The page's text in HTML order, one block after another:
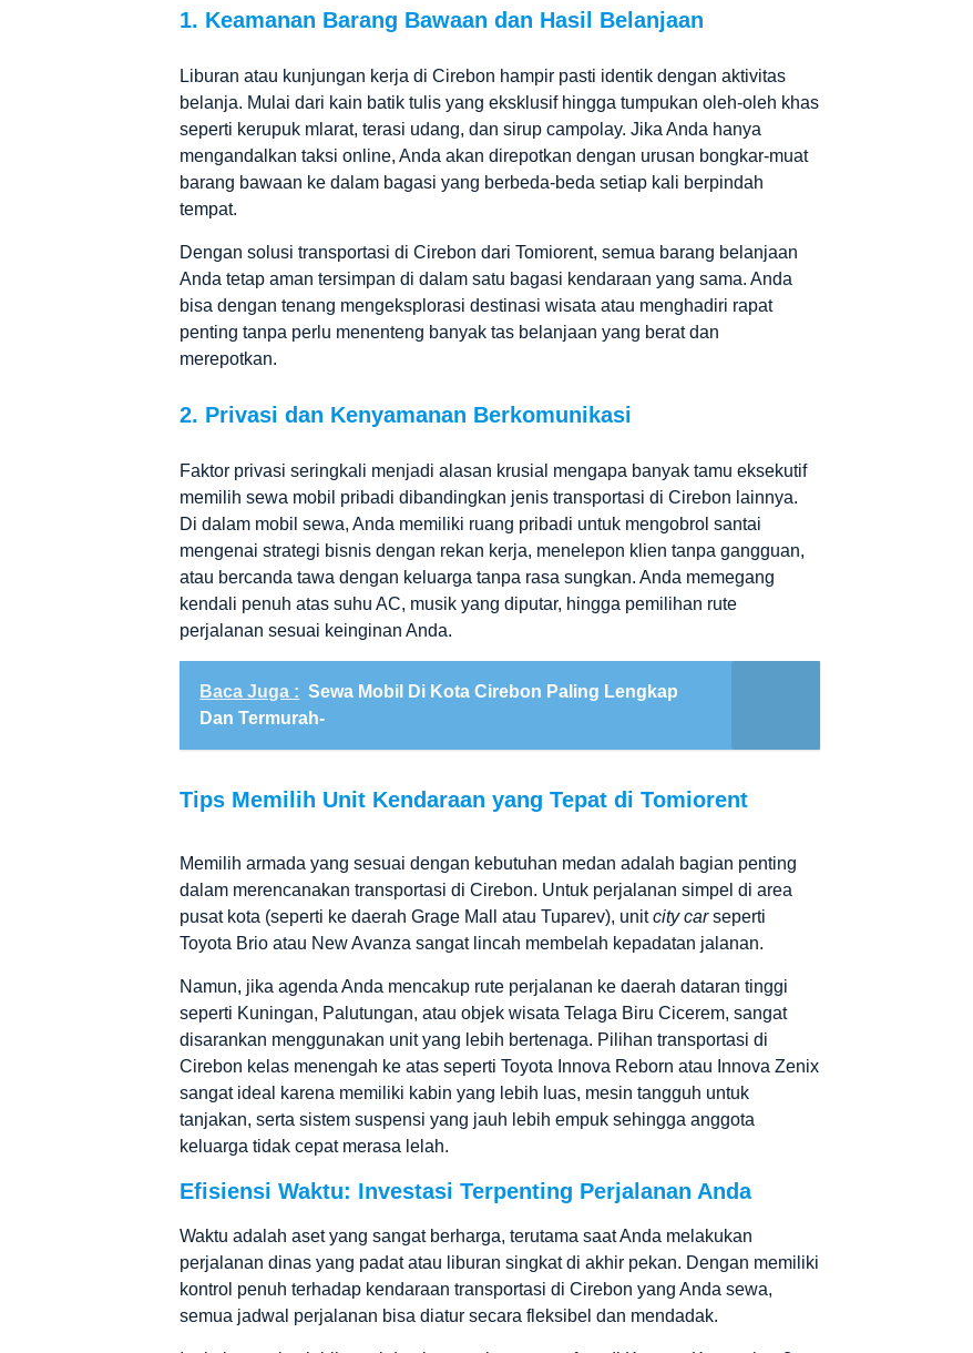
1. Keamanan Barang Bawaan dan Hasil Belanjaan
Liburan atau kunjungan kerja di Cirebon hampir pasti identik dengan aktivitas
belanja. Mulai dari kain batik tulis yang eksklusif hingga tumpukan oleh-oleh khas
seperti kerupuk mlarat, terasi udang, dan sirup campolay. Jika Anda hanya
mengandalkan taksi online, Anda akan direpotkan dengan urusan bongkar-muat
barang bawaan ke dalam bagasi yang berbeda-beda setiap kali berpindah
tempat.
Dengansolusitransportasi di Cirebon dari Tomiorent, semua barang belanjaan
Anda tetap aman tersimpan di dalam satu bagasi kendaraan yang sama. Anda
bisa dengan tenang mengeksplorasi destinasi wisata atau menghadiri rapat
penting tanpa perlu menenteng banyak tas belanjaan yang berat dan
merepotkan.
2. Privasi dan Kenyamanan Berkomunikasi
Faktor privasi seringkali menjadi alasan krusial mengapa banyak tamu eksekutif
memilih sewa mobil pribadi dibandingkan jenistransportasi di Cirebon lainnya.
Di dalam mobil sewa, Anda memiliki ruang pribadi untuk mengobrol santai
mengenai strategi bisnis dengan rekan kerja, menelepon klien tanpa gangguan,
atau bercanda tawa dengan keluarga tanpa rasa sungkan. Anda memegang
kendali penuh atas suhu AC, musik yang diputar, hingga pemilihan rute
perjalanan sesuai keinginan Anda.
Baca Juga : Sewa Mobil Di Kota Cirebon Paling Lengkap
Dan Termurah-
Tips Memilih Unit Kendaraan yang Tepat di Tomiorent
Memilih armada yang sesuai dengan kebutuhan medan adalah bagian penting
dalam merencanakantransportasi di Cirebon. Untuk perjalanan simpel di area
pusat kota (seperti ke daerah Grage Mall atau Tuparev), unitcity carseperti
Toyota Brio atau New Avanza sangat lincah membelah kepadatan jalanan.
Namun, jika agenda Anda mencakup rute perjalanan ke daerah dataran tinggi
seperti Kuningan, Palutungan, atau objek wisata Telaga Biru Cicerem, sangat
disarankan menggunakan unit yang lebih bertenaga. Pilihantransportasi di
Cirebon kelas menengah ke atas sepertiToyota Innova Reborn atau Innova Zenix
sangat ideal karena memiliki kabin yang lebih luas, mesin tangguh untuk
tanjakan, serta sistem suspensi yang jauh lebih empuk sehingga anggota
keluarga tidak cepat merasa lelah.
Efisiensi Waktu: Investasi Terpenting Perjalanan Anda
Waktu adalah aset yang sangat berharga, terutama saat Anda melakukan
perjalanan dinas yang padat atau liburan singkat di akhir pekan. Dengan memiliki
kontrol penuh terhadap kendaraantransportasi di Cirebon yang Anda sewa,
semua jadwal perjalanan bisa diatur secara fleksibel dan mendadak.
Sewa Mobil Hiace Cirebon Commuter
July 30, 2026